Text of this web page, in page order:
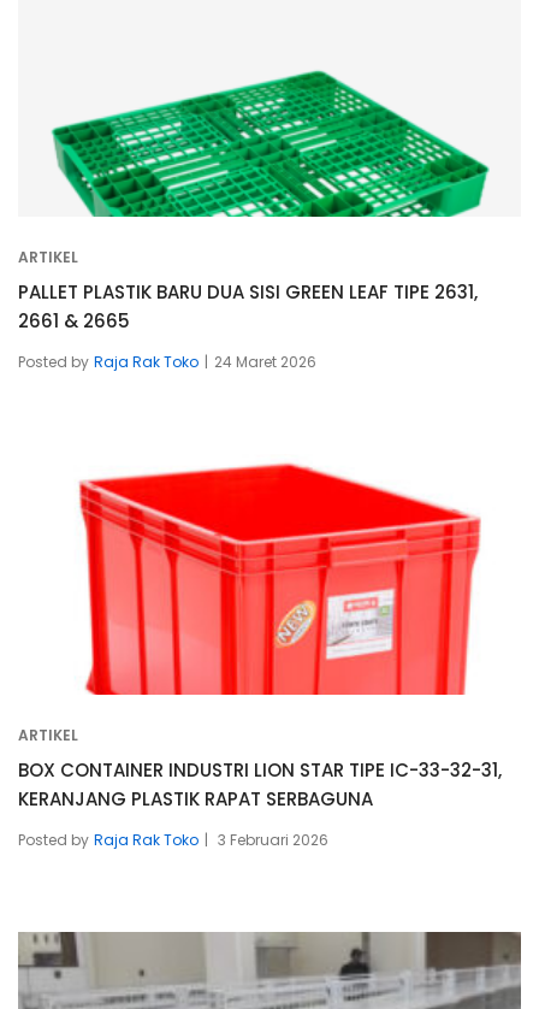
ARTIKEL
PALLET PLASTIK BARU DUA SISI GREEN LEAF TIPE 2631,
2661 & 2665
Posted by Raja Rak Toko 24 Maret 2026
ARTIKEL
BOX CONTAINER INDUSTRI LION STAR TIPE IC-33-32-31,
KERANJANG PLASTIK RAPAT SERBAGUNA
Posted by Raja Rak Toko 3 Februari 2026